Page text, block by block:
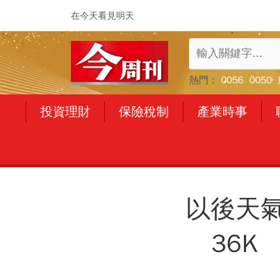
在今天看見明天
熱門： 0056 0050
投資理財 保險稅制 產業時事
以後天
36K